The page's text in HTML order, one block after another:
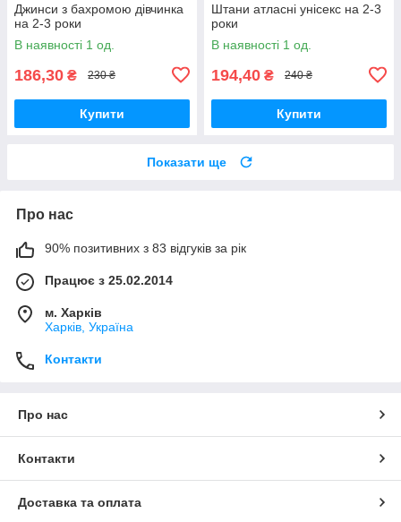
Джинси з бахромою дівчинка
на 2-3 роки
В наявності 1 од.
186,30 ₴ 230 ₴
Купити
Штани атласні унісекс на 2-3
роки
В наявності 1 од.
194,40 ₴ 240 ₴
Купити
Показати ще
Про нас
90% позитивних з 83 відгуків за рік
Працює з 25.02.2014
м. Харків
Харків, Україна
Контакти
Про нас
Контакти
Доставка та оплата